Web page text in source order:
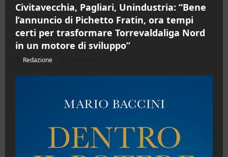
Civitavecchia, Pagliari, Unindustria: “Bene
l’annuncio di Pichetto Fratin, ora tempi
certi per trasformare Torrevaldaliga Nord
in un motore di sviluppo”
Redazione